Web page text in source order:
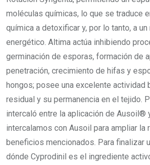
moléculas químicas, lo que se traduce
química a detoxificar y, por lo tanto, a
energético. Altima actúa inhibiendo
germinación de esporas, formación de
penetración, crecimiento de hifas y
hongos; posee una excelente actividad
residual y su permanencia en el tejido.
intercaló entre la aplicación de
intercalamos con Ausoil para ampliar la
beneficios mencionados. Para finalizar
dónde Cyprodinil es el ingrediente